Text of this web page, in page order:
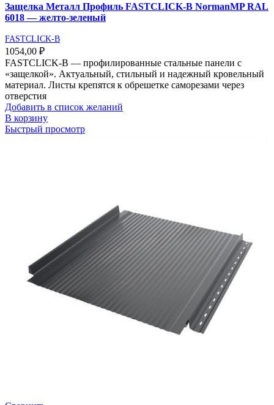
Защелка Металл Профиль FASTCLICK-В NormanMP RAL
6018 — желто-зеленый
FASTCLICK-B
1054,00 ₽
FASTCLICK-В — профилированные стальные панели с
«защелкой». Актуальный, стильный и надежный кровельный
материал. Листы крепятся к обрешетке саморезами через
отверстия
Добавить в список желаний
В корзину
Быстрый просмотр